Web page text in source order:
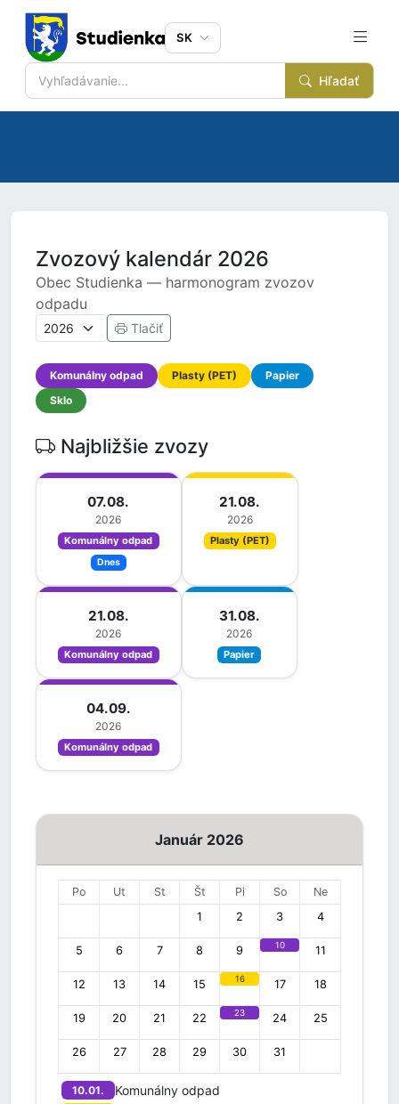
Hľadať
SK
Zvozový kalendár 2026
Obec Studienka — harmonogram zvozov
odpadu
Tlačiť
Komunálny odpad Plasty (PET)
Papier
Sklo
Najbližšie zvozy
07.08.
2026
Komunálny odpad
Dnes
21.08.
2026
Plasty (PET)
21.08.
2026
Komunálny odpad
31.08.
2026
Papier
04.09.
2026
Komunálny odpad
Január 2026
Po Ut St Št Pi So
Ne
1
2 3 4
5 6 7 8 9 10 11
12 13 14 15 16 17 18
19 20 21 22 23 24 25
26 27 28 29 30 31
10.01. Komunálny odpad